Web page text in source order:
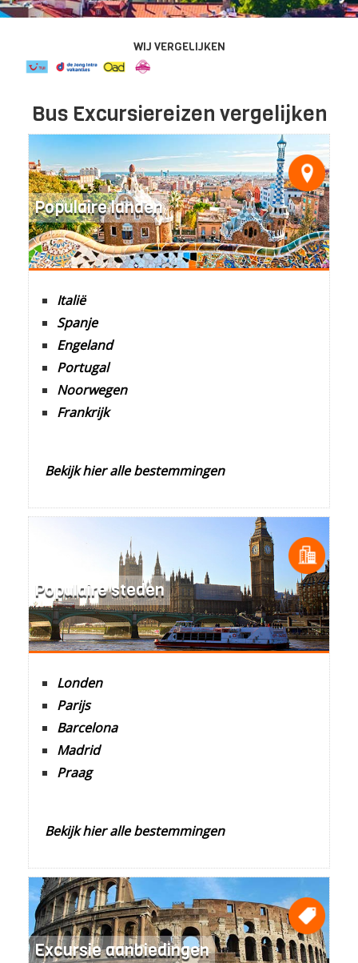
WIJ VERGELIJKEN
Bus Excursiereizen vergelijken
Populaire landen
Italië
Spanje
Engeland
Portugal
Noorwegen
Frankrijk
Bekijk hier alle bestemmingen
Populaire steden
Londen
Parijs
Barcelona
Madrid
Praag
Bekijk hier alle bestemmingen
Excursie aanbiedingen